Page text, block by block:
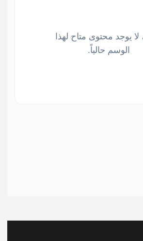
لا يوجد محتوى متاح لهذا
الوسم حالياً.